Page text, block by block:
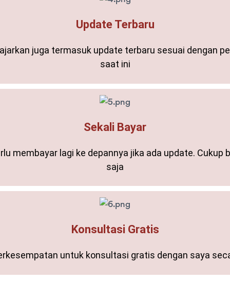
Update Terbaru
juga termasuk update terbaru sesuai dengan
saat ini
Sekali Bayar
membayar lagi ke depannya jika ada update. Cukup
saja
Konsultasi Gratis
untuk konsultasi gratis dengan saya